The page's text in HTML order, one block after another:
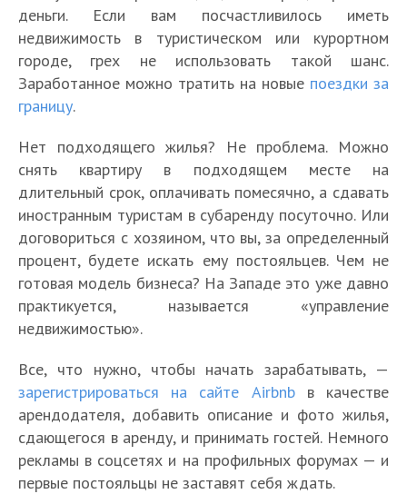
деньги. Если вам посчастливилось иметь
недвижимость в туристическом или курортном
городе, грех не использовать такой шанс.
Заработанное можно тратить на новые поездки за
границу.
Нет подходящего жилья? Не проблема. Можно
снять квартиру в подходящем месте на
длительный срок, оплачивать помесячно, а сдавать
иностранным туристам в субаренду посуточно. Или
договориться с хозяином, что вы, за определенный
процент, будете искать ему постояльцев. Чем не
готовая модель бизнеса? На Западе это уже давно
практикуется, называется «управление
недвижимостью».
Все, что нужно, чтобы начать зарабатывать, —
зарегистрироваться на сайте Airbnbв качестве
арендодателя, добавить описание и фото жилья,
сдающегося в аренду, и принимать гостей. Немного
рекламы в соцсетях и на профильных форумах — и
первые постояльцы не заставят себя ждать.